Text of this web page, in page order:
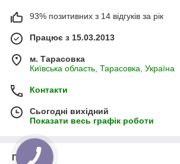
93% позитивних з 14 відгуків за рік
Працює з 15.03.2013
м. Тарасовка
Київська область, Тарасовка, Україна
Контакти
Сьогодні вихідний
Показати весь графік роботи
Про нас